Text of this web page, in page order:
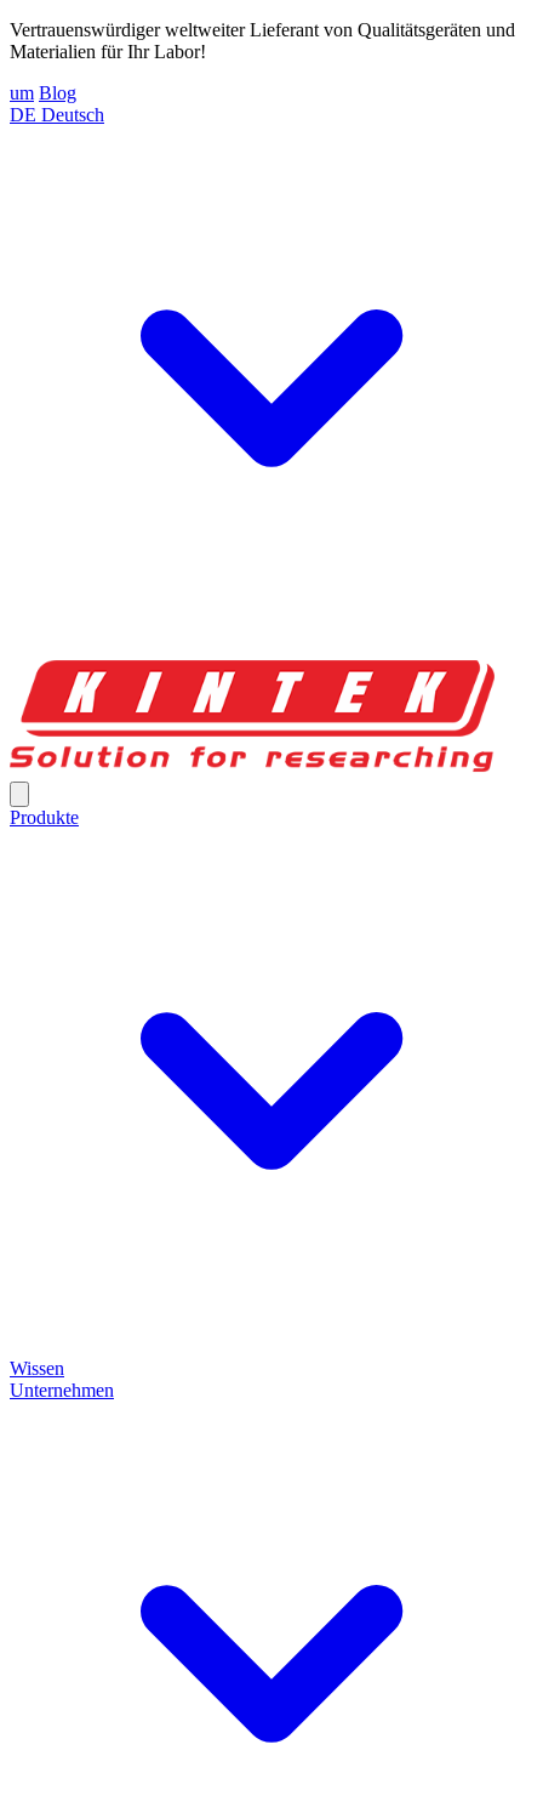
Vertrauenswürdiger weltweiter Lieferant von Qualitätsgeräten und
Materialien für Ihr Labor!
um Blog
DE Deutsch
Produkte
Wissen
Unternehmen